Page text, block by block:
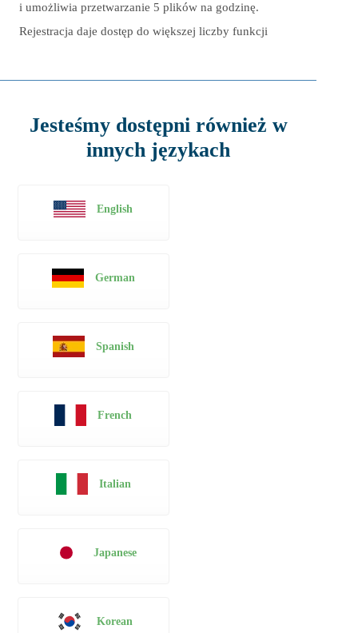
i umożliwia przetwarzanie 5 plików na godzinę.
Rejestracja daje dostęp do większej liczby funkcji
Jesteśmy dostępni również w
innych językach
English
German
Spanish
French
Italian
Japanese
Korean